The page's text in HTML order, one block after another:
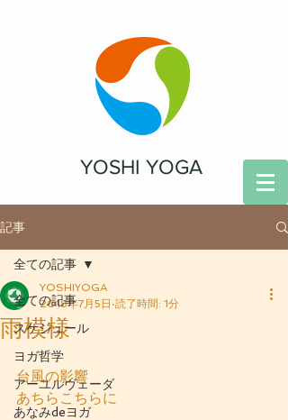
YOSHI YOGA
記事
全ての記事
スケジュール
ヨガ哲学
アーユルヴェーダ
あなみdeヨガ
全ての記事
雨模様
YOSHIYOGA
2018年7月5日 読了時間: 1分
台風の影響
あちらこちらに